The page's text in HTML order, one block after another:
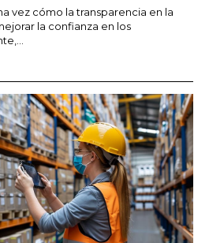
vez cómo la transparencia en la
la confianza en los